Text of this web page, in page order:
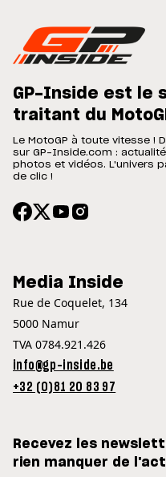
GP-Inside est le
traitant du
Le MotoGP à toute vitesse !
sur GP-Inside.com :
photos et vidéos. L'univers
de clic !
Media Inside
Rue de Coquelet, 134
5000 Namur
TVA 0784.921.426
info@gp-inside.be
+32 (0)81 20 83 97
Recevez les
rien manquer de